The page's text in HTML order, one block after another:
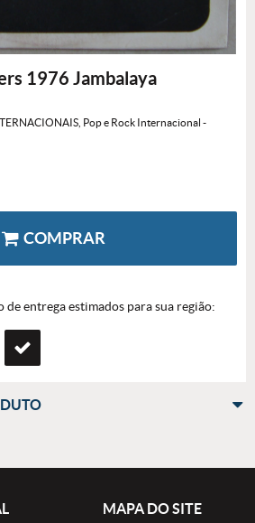
1976 Jambalaya
Pop e Rock Internacional -
COMPRAR
de entrega estimados para sua região:
MAPA DO SITE